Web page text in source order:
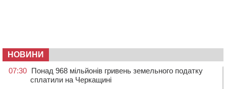
НОВИНИ
07:30 Понад 968 мільйонів гривень земельного податку
сплатили на Черкащині